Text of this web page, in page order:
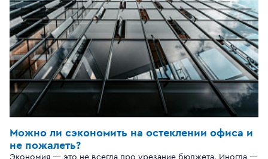
Можно ли сэкономить на остеклении офиса и
не пожалеть?